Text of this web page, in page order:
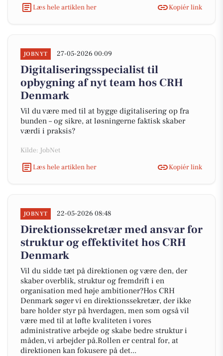
Læs hele artiklen her
Kopiér link
JOBNYT 27-05-2026 00:09
Digitaliseringsspecialist til
opbygning af nyt team hos CRH
Denmark
Vil du være med til at bygge digitalisering op fra
bunden – og sikre, at løsningerne faktisk skaber
værdi i praksis?
Kilde: JobNet
Læs hele artiklen her
Kopiér link
JOBNYT 22-05-2026 08:48
Direktionssekretær med ansvar for
struktur og effektivitet hos CRH
Denmark
Vil du sidde tæt på direktionen og være den, der
skaber overblik, struktur og fremdrift i en
organisation med høje ambitioner?Hos CRH
Denmark søger vi en direktionssekretær, der ikke
bare holder styr på hverdagen, men som også vil
være med til at løfte kvaliteten i vores
administrative arbejde og skabe bedre struktur i
måden, vi arbejder på.Rollen er central for, at
direktionen kan fokusere på det...